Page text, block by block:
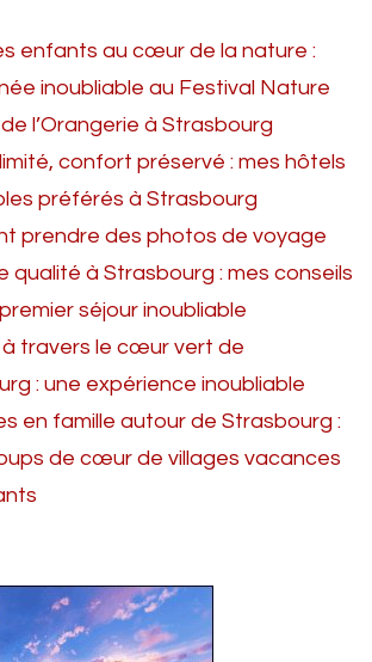
enfants au cœur de la nature :
inoubliable au Festival Nature
l’Orangerie à Strasbourg
confort préservé : mes hôtels
préférés à Strasbourg
prendre des photos de voyage
qualité à Strasbourg : mes conseils
séjour inoubliable
à travers le cœur vert de
: une expérience inoubliable
en famille autour de Strasbourg :
de cœur de villages vacances